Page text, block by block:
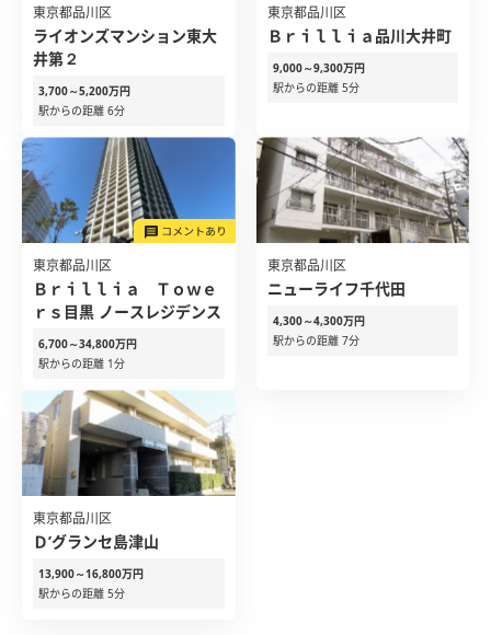
東京都品川区
ライオンズマンション東大
井第２
3,700～5,200万円
駅からの距離 6分
東京都品川区
Ｂｒｉｌｌｉａ品川大井町
9,000～9,300万円
駅からの距離 5分
東京都品川区
Ｂｒｉｌｌｉａ Ｔｏｗｅ
ｒｓ目黒 ノースレジデンス
6,700～34,800万円
駅からの距離 1分
東京都品川区
ニューライフ千代田
4,300～4,300万円
駅からの距離 7分
東京都品川区
Ｄ’グランセ島津山
13,900～16,800万円
駅からの距離 5分